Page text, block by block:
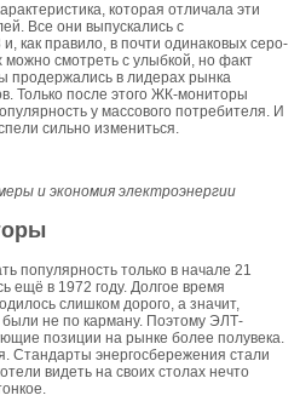
которая отличала эти
Все они выпускались с
как правило, в почти одинаковых серо-
смотреть с улыбкой, но факт
продержались в лидерах рынка
Только после этого ЖК-мониторы
у массового потребителя. И
сильно измениться.
и экономия электроэнергии
популярность только в начале 21
ещё в 1972 году. Долгое время
слишком дорого, а значит,
не по карману. Поэтому ЭЛТ-
позиции на рынке более полувека.
Стандарты энергосбережения стали
видеть на своих столах нечто